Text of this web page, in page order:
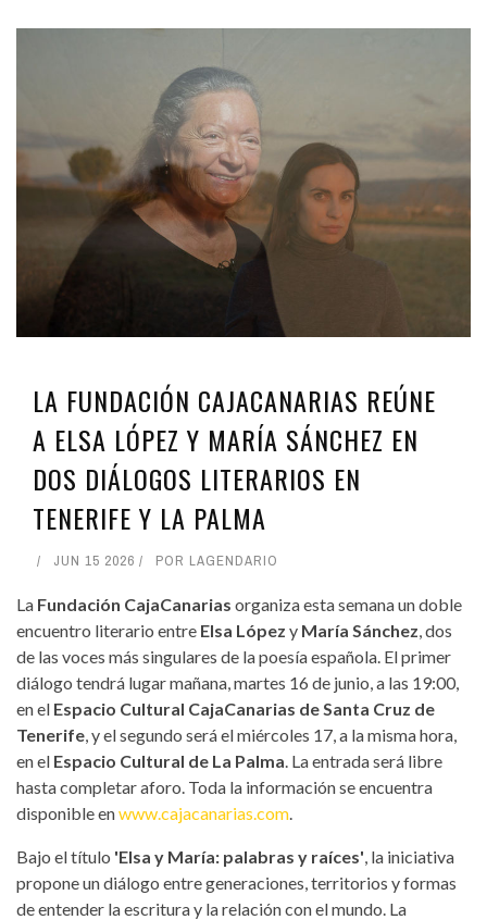
LA FUNDACIÓN CAJACANARIAS REÚNE
A ELSA LÓPEZ Y MARÍA SÁNCHEZ EN
DOS DIÁLOGOS LITERARIOS EN
TENERIFE Y LA PALMA
JUN 15 2026 POR LAGENDARIO
La Fundación CajaCanarias organiza esta semana un doble
encuentro literario entre Elsa López y María Sánchez , dos
de las voces más singulares de la poesía española. El primer
diálogo tendrá lugar mañana, martes 16 de junio, a las 19:00,
en el Espacio Cultural CajaCanarias de Santa Cruz de
Tenerife , y el segundo será el miércoles 17, a la misma hora,
en el Espacio Cultural de La Palma . La entrada será libre
hasta completar aforo. Toda la información se encuentra
disponible enwww.cajacanarias.com
Bajo el título 'Elsa y María: palabras y raíces' , la iniciativa
propone un diálogo entre generaciones, territorios y formas
de entender la escritura y la relación con el mundo. La